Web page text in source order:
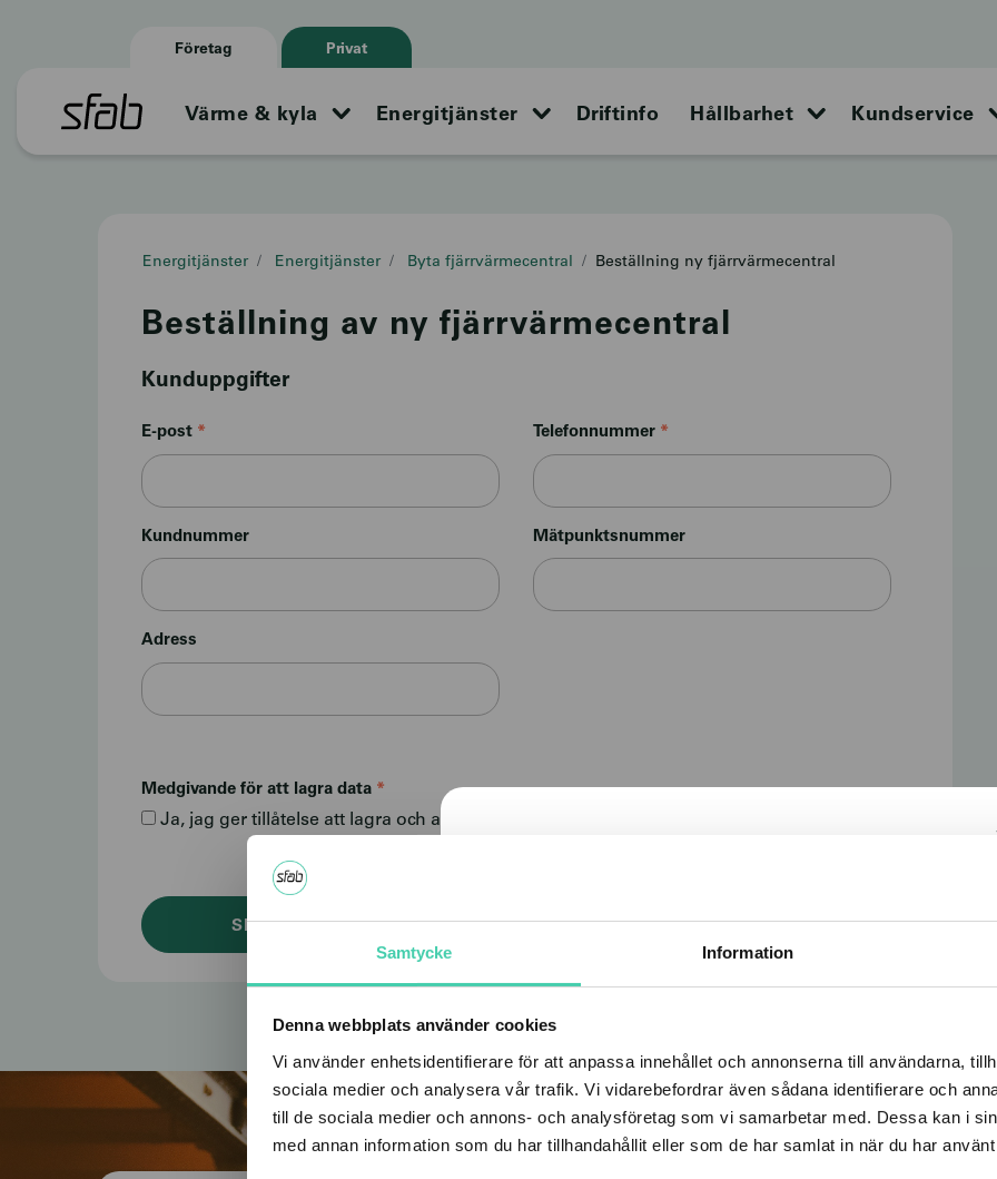
Samtycke Information
Denna webbplats använder cookies
Vi använder enhetsidentifierare för att anpassa innehållet och annonserna till användarna,
sociala medier och analysera vår trafik. Vi vidarebefordrar även sådana identifierare och
till de sociala medier och annons- och analysföretag som vi samarbetar med. Dessa kan i
med annan information som du har tillhandahållit eller som de har samlat in när du har
Företag / BRF / Samfällighet
Privat
Företag Privat
Värme & kyla Energitjänster Driftinfo Hållbarhet Kundservice
Energitjänster Energitjänster Byta fjärrvärmecentral Beställning ny fjärrvärmecentral
Beställning av ny fjärrvärmecentral
Kunduppgifter
E-post *
Kundnummer
Adress
Telefonnummer *
Mätpunktsnummer
Medgivande för att lagra data *
Ja, jag ger tillåtelse att lagra och använda mina personuppgifter.